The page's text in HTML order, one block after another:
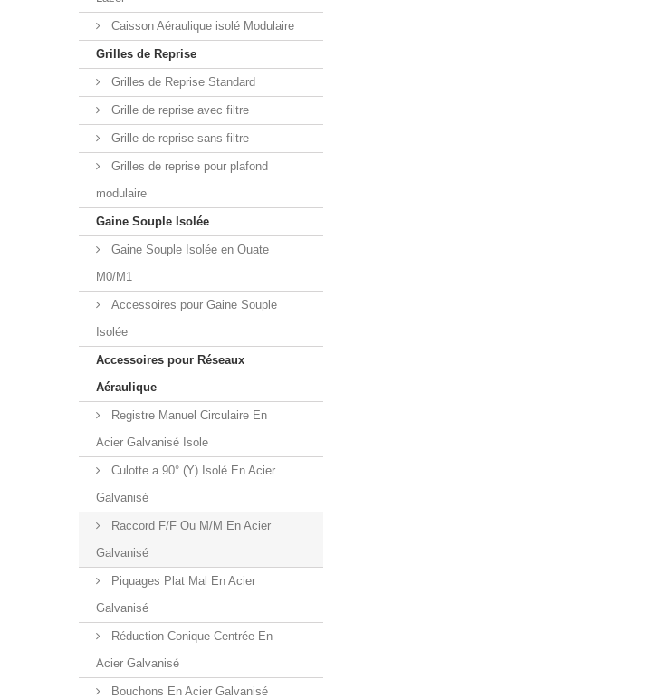
Caisson Aéraulique isolé Modulaire
Grilles de Reprise
Grilles de Reprise Standard
Grille de reprise avec filtre
Grille de reprise sans filtre
Grilles de reprise pour plafond
modulaire
Gaine Souple Isolée
Gaine Souple Isolée en Ouate
M0/M1
Accessoires pour Gaine Souple
Isolée
Accessoires pour Réseaux
Aéraulique
Registre Manuel Circulaire En
Acier Galvanisé Isole
Culotte a 90° (Y) Isolé En Acier
Galvanisé
Raccord F/F Ou M/M En Acier
Galvanisé
Piquages Plat Mal En Acier
Galvanisé
Réduction Conique Centrée En
Acier Galvanisé
Bouchons En Acier Galvanisé